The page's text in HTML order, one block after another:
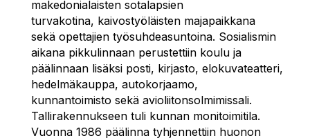
makedonialaisten sotalapsien
turvakotina, kaivostyöläisten majapaikkana
sekä opettajien työsuhdeasuntoina. Sosialismin
aikana pikkulinnaan perustettiin koulu ja
päälinnaan lisäksi posti, kirjasto, elokuvateatteri,
hedelmäkauppa, autokorjaamo,
kunnantoimisto sekä avioliitonsolmimissali.
Tallirakennukseen tuli kunnan monitoimitila.
Vuonna 1986 päälinna tyhjennettiin huonon